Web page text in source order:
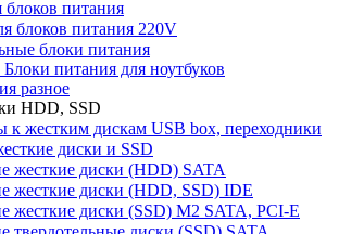
блоков питания
блоков питания 220V
блоки питания
Блоки питания для ноутбуков
разное
HDD, SSD
к жестким дискам USB box, переходники
диски и SSD
жесткие диски (HDD) SATA
жесткие диски (HDD, SSD) IDE
жесткие диски (SSD) M2 SATA, PCI-E